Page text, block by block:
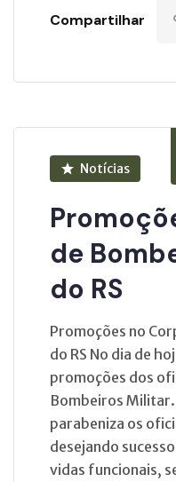
Compartilhar
Notícias
de
do RS
Promoções no
do RS No dia de
promoções dos
Bombeiros
parabeniza os
desejando
vidas funcionais,